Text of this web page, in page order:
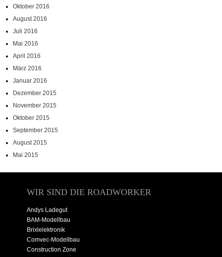
Oktober 2016
August 2016
Juli 2016
Mai 2016
April 2016
März 2016
Januar 2016
Dezember 2015
November 2015
Oktober 2015
September 2015
August 2015
Mai 2015
WIR SIND DIE ROADWORKER
Andys Ladegut
BAM-Modellbau
Brixlelektronik
Comvec-Modellbau
Construction Zone